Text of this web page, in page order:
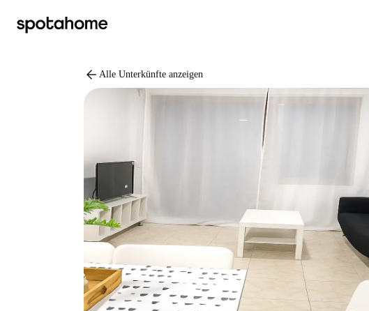
arrow_back Alle Unterkünfte anzeigen